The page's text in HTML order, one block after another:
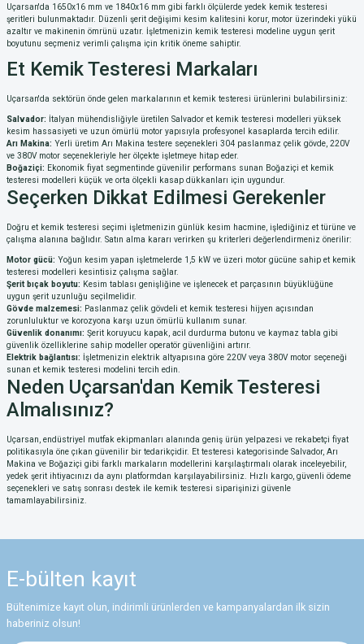
Uçarsan'da 1650x16 mm ve 1840x16 mm gibi farklı ölçülerde yedek kemik testeresi
şeritleri bulunmaktadır. Düzenli şerit değişimi kesim kalitesini korur, motor üzerindeki yükü
azaltır ve makinenin ömrünü uzatır. İşletmenizin kemik testeresi modeline uygun şerit
boyutunu seçmeniz verimli çalışma için kritik öneme sahiptir.
Et Kemik Testeresi Markaları
Uçarsan'da sektörün önde gelen markalarının et kemik testeresi ürünlerini bulabilirsiniz:
Salvador: İtalyan mühendisliğiyle üretilen Salvador et kemik testeresi modelleri yüksek
kesim hassasiyeti ve uzun ömürlü motor yapısıyla profesyonel kasaplarda tercih edilir.
Arı Makina: Yerli üretim Arı Makina testere seçenekleri 304 paslanmaz çelik gövde, 220V
ve 380V motor seçenekleriyle her ölçekte işletmeye hitap eder.
Boğaziçi: Ekonomik fiyat segmentinde güvenilir performans sunan Boğaziçi et kemik
testeresi modelleri küçük ve orta ölçekli kasap dükkanları için uygundur.
Seçerken Dikkat Edilmesi Gerekenler
Doğru et kemik testeresi seçimi işletmenizin günlük kesim hacmine, işlediğiniz et türüne ve
çalışma alanına bağlıdır. Satın alma kararı verirken şu kriterleri değerlendirmeniz önerilir:
Motor gücü: Yoğun kesim yapan işletmelerde 1,5 kW ve üzeri motor gücüne sahip et kemik
testeresi modelleri kesintisiz çalışma sağlar.
Şerit bıçak boyutu: Kesim tablası genişliğine ve işlenecek et parçasının büyüklüğüne
uygun şerit uzunluğu seçilmelidir.
Gövde malzemesi: Paslanmaz çelik gövdeli et kemik testeresi hijyen açısından
zorunluluktur ve korozyona karşı uzun ömürlü kullanım sunar.
Güvenlik donanımı: Şerit koruyucu kapak, acil durdurma butonu ve kaymaz tabla gibi
güvenlik özelliklerine sahip modeller operatör güvenliğini artırır.
Elektrik bağlantısı: İşletmenizin elektrik altyapısına göre 220V veya 380V motor seçeneği
sunan et kemik testeresi modelini tercih edin.
Neden Uçarsan'dan Kemik Testeresi
Almalısınız?
Uçarsan, endüstriyel mutfak ekipmanları alanında geniş ürün yelpazesi ve rekabetçi fiyat
politikasıyla öne çıkan güvenilir bir tedarikçidir. Et testeresi kategorisinde Salvador, Arı
Makina ve Boğaziçi gibi farklı markaların modellerini karşılaştırmalı olarak inceleyebilir,
yedek şerit ihtiyacınızı da aynı platformdan karşılayabilirsiniz. Hızlı kargo, güvenli ödeme
seçenekleri ve satış sonrası destek ile kemik testeresi siparişinizi güvenle
tamamlayabilirsiniz.
E-bülten kayıt
Bültenimize kayıt olun, indirimli ürünlerden ve kampanyalardan ilk sizin
haberiniz olsun!